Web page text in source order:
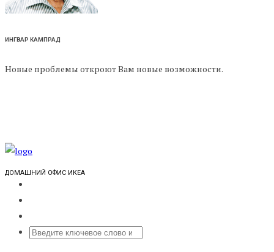
ИНГВАР КАМПРАД
Новые проблемы откроют Вам новые возможности.
ДОМАШНИЙ ОФИС ИКЕА